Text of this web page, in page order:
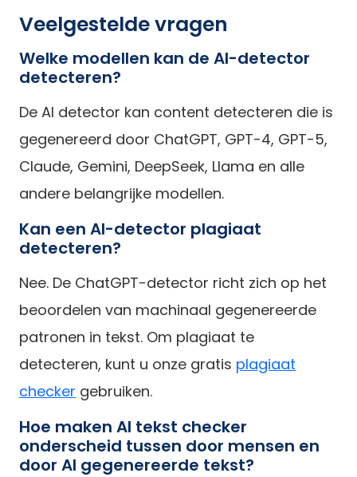
Veelgestelde vragen
Welke modellen kan de AI-detector
detecteren?
De AI detector kan content detecteren die is
gegenereerd door ChatGPT, GPT-4, GPT-5,
Claude, Gemini, DeepSeek, Llama en alle
andere belangrijke modellen.
Kan een AI-detector plagiaat
detecteren?
Nee. De ChatGPT-detector richt zich op het
beoordelen van machinaal gegenereerde
patronen in tekst. Om plagiaat te
detecteren, kunt u onze gratis plagiaat
checker gebruiken.
Hoe maken AI tekst checker
onderscheid tussen door mensen en
door AI gegenereerde tekst?